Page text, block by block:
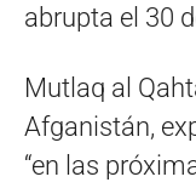
abrupta el 30
Mutlaq al
Afganistán,
“en las